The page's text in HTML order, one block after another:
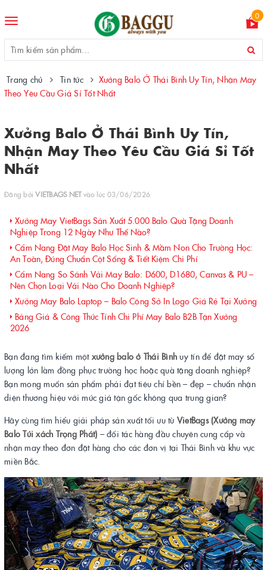
Toggle
0
Trang chủ Tin tức
Xưởng Balo Ở Thái Bình Uy Tín, Nhận May
Theo Yêu Cầu Giá Sỉ Tốt Nhất
Xưởng Balo Ở Thái Bình Uy Tín,
Nhận May Theo Yêu Cầu Giá Sỉ Tốt
Nhất
Đăng bởiVIETBAGS NETvào lúc 03/06/2026
Xưởng May VietBags Sản Xuất 5.000 Balo Quà Tặng Doanh
Nghiệp Trong 12 Ngày Như Thế Nào?
Cẩm Nang Đặt May Balo Học Sinh & Mầm Non Cho Trường Học:
An Toàn, Đúng Chuẩn Cột Sống & Tiết Kiệm Chi Phí
Cẩm Nang So Sánh Vải May Balo: D600, D1680, Canvas & PU –
Nên Chọn Loại Vải Nào Cho Doanh Nghiệp?
Xưởng May Balo Laptop – Balo Công Sở In Logo Giá Rẻ Tại Xưởng
Bảng Giá & Công Thức Tính Chi Phí May Balo B2B Tận Xưởng
2026
Bạn đang tìm kiếm mộtxưởng balo ở Thái Bình uy tín để đặt may số
lượng lớn làm đồng phục trường học hoặc quà tặng doanh nghiệp?
Bạn mong muốn sản phẩm phải đạt tiêu chí bền – đẹp – chuẩn nhận
diện thương hiệu với mức giá tận gốc không qua trung gian?
Hãy cùng tìm hiểu giải pháp sản xuất tối ưu từ VietBags (Xưởng may
Balo Túi xách Trọng Phát) – đối tác hàng đầu chuyên cung cấp và
nhận may theo đơn đặt hàng cho các đơn vị tại Thái Bình và khu vực
miền Bắc.